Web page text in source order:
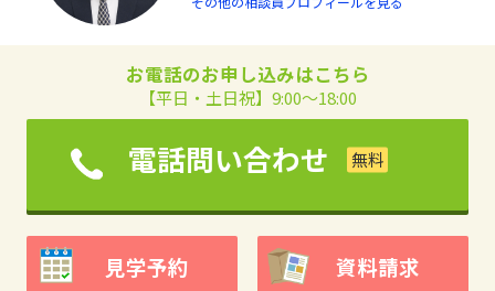
お電話のお申し込みはこちら
【平日・土日祝】9:00～18:00
電話問い合わせ
見学予約 資料請求